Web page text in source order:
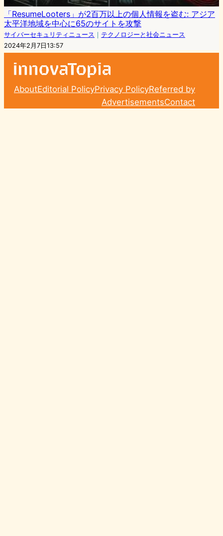
「ResumeLooters」が2百万以上の個人情報を盗む: アジア
太平洋地域を中心に65のサイトを攻撃
サイバーセキュリティニュース ｜ テクノロジーと社会ニュース
2024年2月7日13:57
AboutEditorial PolicyPrivacy PolicyReferred by
AdvertisementsContact